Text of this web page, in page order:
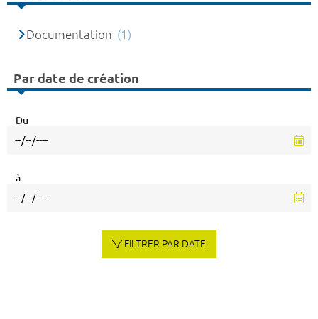
Documentation (1)
Par date de création
Du
à
FILTRER PAR DATE